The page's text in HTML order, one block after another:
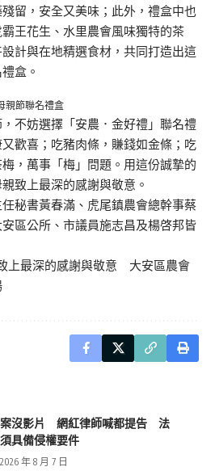
留，安全又美味；此外，禮盒中也
王花生、水里農會風味獨特的茶
計與在地精選食材，共同打造出這
盒。
親節聯名禮盒
不妨選擇「安農．金好禮」聯名禮
歡喜；吃豬肉條，賺錢如金條；吃
，萬事「梅」問題。用這份誠摯的
致上最深的感謝與敬意。
秘書黃春滿、虎尾鎮農會總幹事蔡
區公所、市議員施志昌及楊啓邦皆
上最深的感謝與敬意 大安區農會
沒影片 網紅律師喊都提告 法
具備侵權要件
2026 年 8 月 7 日